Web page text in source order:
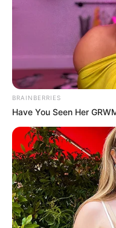
ΓΙΑΤΙ ΑΠΟΦΑΣΗΣΑ ΝΑ
BRAINBERRIES
Have You Seen Her